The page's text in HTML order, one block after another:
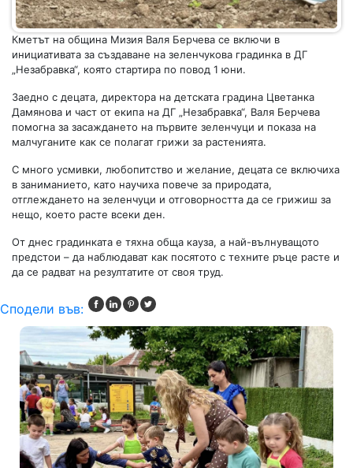
Кметът на община Мизия Валя Берчева се включи в
инициативата за създаване на зеленчукова градинка в ДГ
„Незабравка“, която стартира по повод 1 юни.
Заедно с децата, директора на детската градина Цветанка
Дамянова и част от екипа на ДГ „Незабравка“, Валя Берчева
помогна за засаждането на първите зеленчуци и показа на
малчуганите как се полагат грижи за растенията.
С много усмивки, любопитство и желание, децата се включиха
в заниманието, като научиха повече за природата,
отглеждането на зеленчуци и отговорността да се грижиш за
нещо, което расте всеки ден.
От днес градинката е тяхна обща кауза, а най-вълнуващото
предстои – да наблюдават как посятото с техните ръце расте и
да се радват на резултатите от своя труд.
Сподели във: